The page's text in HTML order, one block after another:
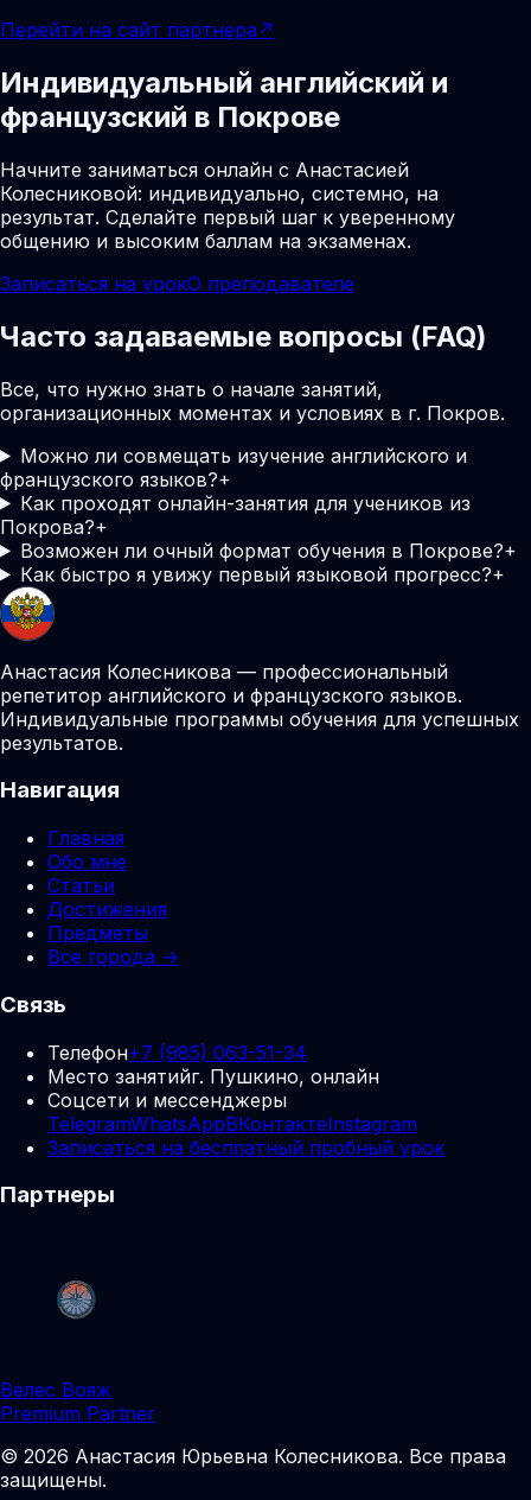
Перейти на сайт партнера ↗
Индивидуальный английский и
французский в Покрове
Начните заниматься онлайн с Анастасией
Колесниковой: индивидуально, системно, на
результат. Сделайте первый шаг к уверенному
общению и высоким баллам на экзаменах.
Записаться на урокО преподавателе
Часто задаваемые вопросы (FAQ)
Все, что нужно знать о начале занятий,
организационных моментах и условиях в г. Покров.
Можно ли совмещать изучение английского и
французского языков?+
Как проходят онлайн-занятия для учеников из
Покрова?+
Возможен ли очный формат обучения в Покрове?+
Как быстро я увижу первый языковой прогресс?+
Анастасия Колесникова — профессиональный
репетитор английского и французского языков.
Индивидуальные программы обучения для успешных
результатов.
Навигация
Главная
Обо мне
Статьи
Достижения
Предметы
Все города →
Связь
Телефон+7 (985) 063-51-34
Место занятийг. Пушкино, онлайн
Соцсети и мессенджеры
TelegramWhatsAppВКонтактеInstagram
Записаться на бесплатный пробный урок
Партнеры
Велес Вояж
Premium Partner
© 2026 Анастасия Юрьевна Колесникова. Все права
защищены.